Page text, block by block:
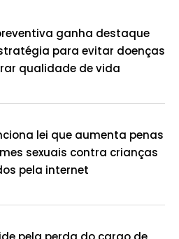
ganha destaque
para evitar doenças
qualidade de vida
lei que aumenta penas
sexuais contra crianças
pela internet